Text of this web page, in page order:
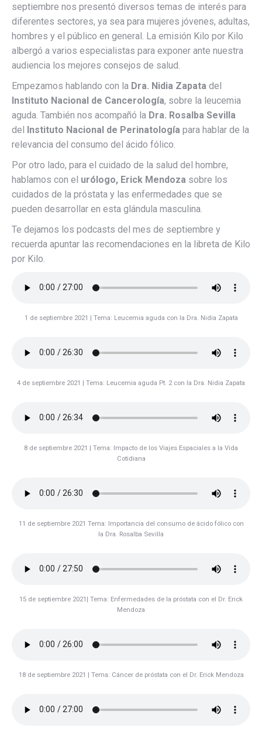
septiembre nos presentó diversos temas de interés para
diferentes sectores, ya sea para mujeres jóvenes, adultas,
hombres y el público en general. La emisión Kilo por Kilo
albergó a varios especialistas para exponer ante nuestra
audiencia los mejores consejos de salud.
Empezamos hablando con la Dra. Nidia Zapata del
Instituto Nacional de Cancerología, sobre la leucemia
aguda. También nos acompañó la Dra. Rosalba Sevilla
del Instituto Nacional de Perinatología para hablar de la
relevancia del consumo del ácido fólico.
Por otro lado, para el cuidado de la salud del hombre,
hablamos con el urólogo, Erick Mendoza sobre los
cuidados de la próstata y las enfermedades que se
pueden desarrollar en esta glándula masculina.
Te dejamos los podcasts del mes de septiembre y
recuerda apuntar las recomendaciones en la libreta de Kilo
por Kilo.
1 de septiembre 2021 | Tema: Leucemia aguda con la Dra. Nidia Zapata
4 de septiembre 2021 | Tema: Leucemia aguda Pt. 2 con la Dra. Nidia Zapata
8 de septiembre 2021 | Tema: Impacto de los Viajes Espaciales a la Vida
Cotidiana
11 de septiembre 2021 Tema: Importancia del consumo de ácido fólico con
la Dra. Rosalba Sevilla
15 de septiembre 2021| Tema: Enfermedades de la próstata con el Dr. Erick
Mendoza
18 de septiembre 2021 | Tema: Cáncer de próstata con el Dr. Erick Mendoza